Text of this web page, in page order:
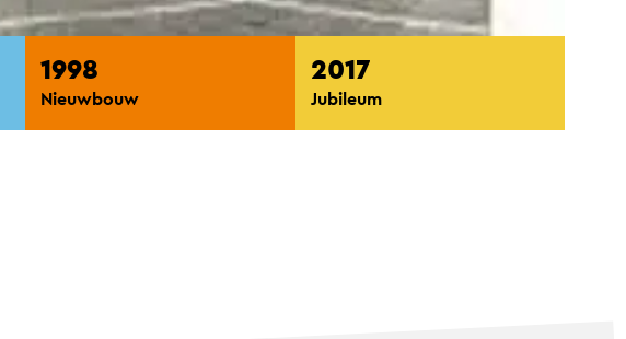
1998
Nieuwbouw
2017
Jubileum